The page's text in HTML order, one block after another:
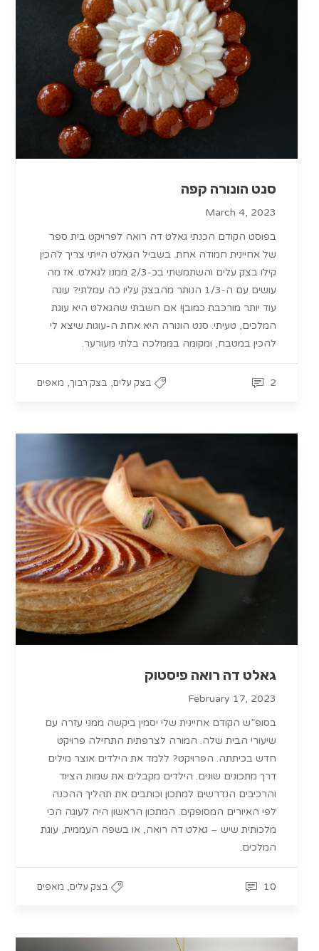
סנט הונורה קפה
March 4, 2023
בפוסט הקודם הכנתי גאלט דה רואה לפרויקט בית ספר
של אחיינית חמודה אחת. בשביל הגאלט הייתי צריך להכין
קילו בצק עלים והשתמשתי בכ-2/3 ממנו לגאלט. אז מה
עושים עם ה-1/3 הנותר מהבצק עליו כה עמלתי? עוגה
עוד יותר מורכבת כמובן! אם חשבתי שהגאלט היא עוגת
המלכים, טעיתי. סנט הונורה היא אחת ה-עוגות שיצא לי
להכין במטבח, ומקומה בממלכה בלתי מעורער.
בצק עלים, בצק רבוך, מאפים 2
גאלט דה רואה פיסטוק
February 17, 2023
בסופ”ש הקודם אחיינית שלי יסמין ביקשה ממני עזרה עם
שיעורי הבית שלה. המורה לצרפתית התחילה פרויקט
חדש בכיתתה. הפרויקט? ללמד את הילדים אוצר מילים
דרך מתכונים שונים. הילדים מקבלים את שמות הציוד
והרכיבים הנדרשים למתכון וכותבים את תהליך ההכנה
לפי האיורים המסופקים. המתכון הראשון היה לעוגה הכי
מלכותית שיש – גאלט דה רואה, או בשפה העממית, עוגת
המלכים.
בצק עלים, מאפים 10